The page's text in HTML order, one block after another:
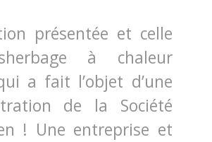
présentée et celle
à chaleur
a fait l’objet d’une
de la Société
! Une entreprise et